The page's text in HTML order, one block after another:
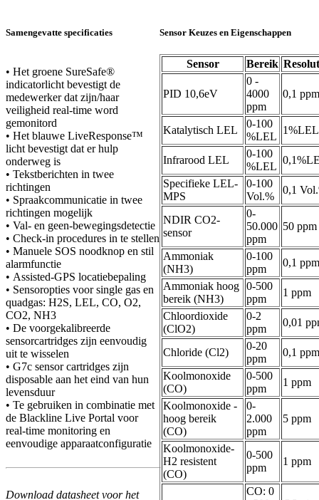
Samengevatte specificaties
• Het groene SureSafe®
indicatorlicht bevestigt de
medewerker dat zijn/haar
veiligheid real-time word
gemonitord
• Het blauwe LiveResponse™
licht bevestigt dat er hulp
onderweg is
• Tekstberichten in twee
richtingen
• Spraakcommunicatie in twee
richtingen mogelijk
• Val- en geen-bewegingsdetectie
• Check-in procedures in te stellen
• Manuele SOS noodknop en stil
alarmfunctie
• Assisted-GPS locatiebepaling
• Sensoropties voor single gas en
quadgas: H2S, LEL, CO, O2,
CO2, NH3
• De voorgekalibreerde
sensorcartridges zijn eenvoudig
uit te wisselen
• G7c sensor cartridges zijn
disposable aan het eind van hun
levensduur
• Te gebruiken in combinatie met
de Blackline Live Portal voor
real-time monitoring en
eenvoudige apparaatconfiguratie
Download datasheet voor het
Sensor Keuzes en Eigenschappen
Sensor Bereik
PID 10,6eV
0 -
4000
ppm
0,1 ppm
Katalytisch LEL
0-100
%LEL
1%LEL
Infrarood LEL
0-100
%LEL
Specifieke LEL-
MPS
0-100
Vol.%
0,1
NDIR CO2-
sensor
0-
50.000
ppm
50 ppm
Ammoniak
(NH3)
0-100
ppm
0,1 ppm
Ammoniak hoog
bereik (NH3)
0-500
ppm
1 ppm
Chloordioxide
(ClO2)
0-2
ppm
0,01
Chloride (Cl2)
0-20
ppm
0,1 ppm
Koolmonoxide
(CO)
0-500
ppm
1 ppm
Koolmonoxide -
hoog bereik
(CO)
0-
2.000
ppm
5 ppm
Koolmonoxide-
H2 resistent
(CO)
0-500
ppm
1 ppm
CO: 0